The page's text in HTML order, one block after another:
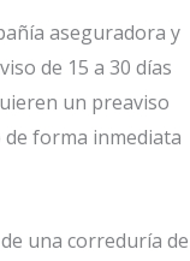
aseguradora y
de 15 a 30 días
un preaviso
forma inmediata
una correduría de